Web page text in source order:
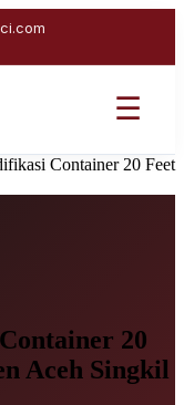
☰
Container 20 Feet
Container 20
Aceh Singkil